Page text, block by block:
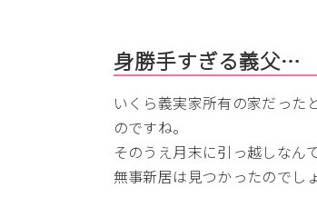
身勝手すぎる義父…
いくら義実家所有の家だった
のですね。
そのうえ月末に引っ越しなん
無事新居は見つかったのでし